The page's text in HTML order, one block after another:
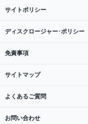
サイトポリシー
ディスクロージャー･ポリシー
免責事項
サイトマップ
よくあるご質問
お問い合わせ